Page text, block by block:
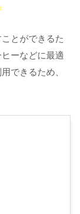
とができるた
ーなどに最適
できるため、